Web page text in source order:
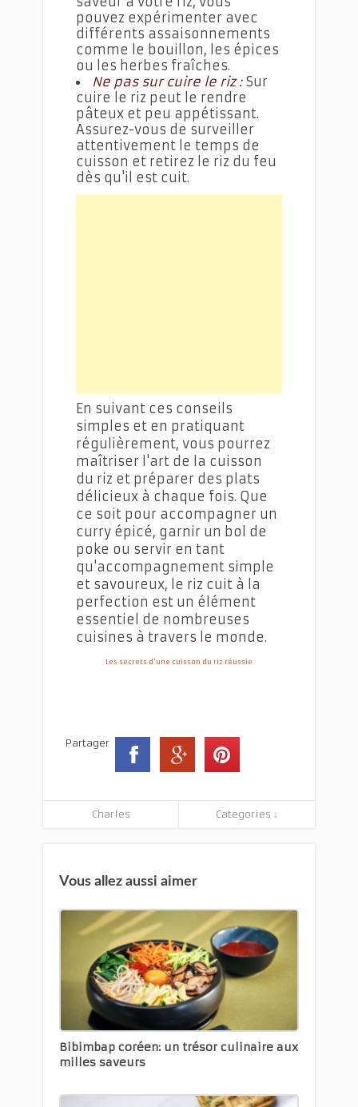
pouvez expérimenter avec
différents assaisonnements
comme le bouillon, les épices
ou les herbes fraîches.
Ne pas sur cuire le riz : Sur
cuire le riz peut le rendre
pâteux et peu appétissant.
Assurez-vous de surveiller
attentivement le temps de
cuisson et retirez le riz du feu
dès qu'il est cuit.
En suivant ces conseils
simples et en pratiquant
régulièrement, vous pourrez
maîtriser l'art de la cuisson
du riz et préparer des plats
délicieux à chaque fois. Que
ce soit pour accompagner un
curry épicé, garnir un bol de
poke ou servir en tant
qu'accompagnement simple
et savoureux, le riz cuit à la
perfection est un élément
essentiel de nombreuses
cuisines à travers le monde.
Les secrets d'une cuisson du riz réussie
Partager
Charles Categories ↓
Vous allez aussi aimer
Bibimbap coréen: un trésor culinaire aux
milles saveurs